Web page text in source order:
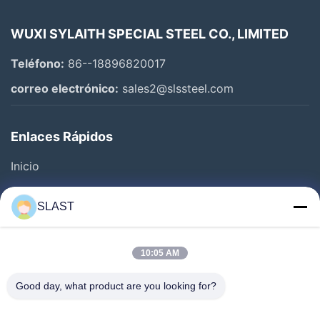
WUXI SYLAITH SPECIAL STEEL CO., LIMITED
Teléfono: 86--18896820017
correo electrónico: sales2@slssteel.com
Enlaces Rápidos
Inicio
Productos
Los Vídeos
Control De Calidad
SLAST
10:05 AM
Good day, what product are you looking for?